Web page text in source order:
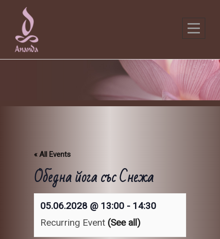
content
« All Events
Обедна йога със Снежа
05.06.2028 @ 13:00 - 14:30
Recurring Event (See all)